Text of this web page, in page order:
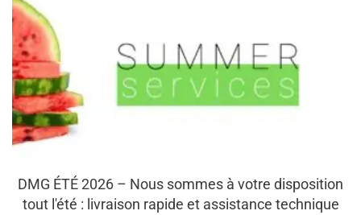
DMG ÉTÉ 2026 – Nous sommes à votre disposition
tout l'été : livraison rapide et assistance technique